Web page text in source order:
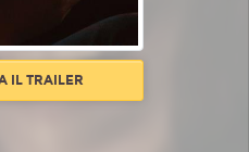
IL TRAILER